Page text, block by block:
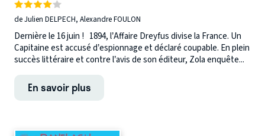
de Julien DELPECH, Alexandre FOULON
Dernière le 16 juin ! 1894, l’Affaire Dreyfus divise la France. Un
Capitaine est accusé d’espionnage et déclaré coupable. En plein
succès littéraire et contre l’avis de son éditeur, Zola enquête...
En savoir plus